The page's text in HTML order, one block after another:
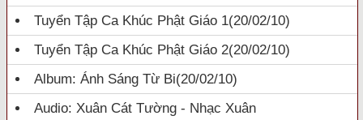
Tuyển Tập Ca Khúc Phật Giáo 1(20/02/10)
Tuyển Tập Ca Khúc Phật Giáo 2(20/02/10)
Album: Ánh Sáng Từ Bi(20/02/10)
Audio: Xuân Cát Tường - Nhạc Xuân